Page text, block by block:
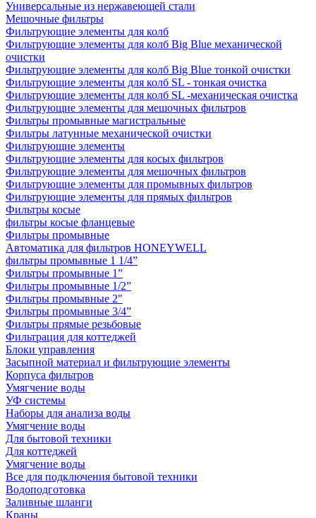
Универсальные из нержавеющей стали
Мешочные фильтры
Фильтрующие элементы для колб
Фильтрующие элементы для колб Big Blue механической
очистки
Фильтрующие элементы для колб Big Blue тонкой очистки
Фильтрующие элементы для колб SL - тонкая очистка
Фильтрующие элементы для колб SL -механическая очистка
Фильтрующие элементы для мешочных фильтров
Фильтры промывные магистральные
Фильтры латунные механической очистки
Фильтрующие элементы
Фильтрующие элементы для косых фильтров
Фильтрующие элементы для мешочных фильтров
Фильтрующие элементы для промывных фильтров
Фильтрующие элементы для прямых фильтров
Фильтры косые
фильтры косые фланцевые
Фильтры промывные
Автоматика для фильтров HONEYWELL
фильтры промывные 1 1/4”
Фильтры промывные 1”
Фильтры промывные 1/2”
Фильтры промывные 2"
Фильтры промывные 3/4”
Фильтры прямые резьбовые
Фильтрация для коттеджей
Блоки управления
Засыпной материал и фильтрующие элементы
Корпуса фильтров
Умягчение воды
УФ системы
Наборы для анализа воды
Умягчение воды
Для бытовой техники
Для коттеджей
Умягчение воды
Все для подключения бытовой техники
Водоподготовка
Заливные шланги
Краны